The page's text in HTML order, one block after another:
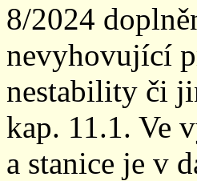
8/2024
nevyhovující
nestability či
kap. 11.1. Ve
a stanice je v